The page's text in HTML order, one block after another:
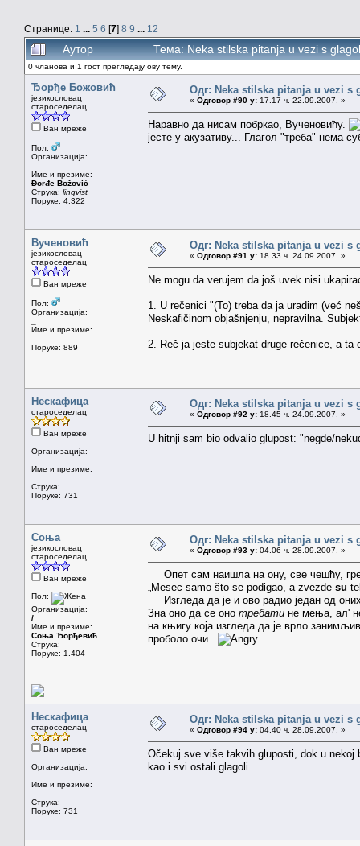
Странице: 1 ... 5 6 [7] 8 9 ... 12
Аутор Тема: Neka stilska pitanja u vezi s
0 чланова и 1 гост прегледају ову тему.
Ђорђе Божовић
језикословац
староседелац
Ван мреже
Пол:
Организација:
Име и презиме:
Đorđe Božović
Струка: lingvist
Поруке: 4.322
Одг: Neka stilska pitanja u vezi s
« Одговор #90 у: 17.17 ч. 22.09.2007. »
Наравно да нисам побркао, Вученовићу.
јесте у акузативу... Глагол "треба" нема
Вученовић
језикословац
староседелац
Ван мреже
Пол:
Организација:
Име и презиме:
Поруке: 889
Одг: Neka stilska pitanja u vezi s
« Одговор #91 у: 18.33 ч. 24.09.2007. »
Ne mogu da verujem da još uvek nisi
1. U rečenici "(To) treba da ja uradim (već
Neskafičinom objašnjenju, nepravilna.
2. Reč ja jeste subjekat druge rečenice, a ta
Нескафица
староседелац
Ван мреже
Организација:
Име и презиме:
Струка:
Поруке: 731
Одг: Neka stilska pitanja u vezi s
« Одговор #92 у: 18.45 ч. 24.09.2007. »
U hitnji sam bio odvalio glupost: "negde/
Соња
језикословац
староседелац
Ван мреже
Пол:
Организација:
/
Име и презиме:
Соња Ђорђевић
Струка:
Поруке: 1.404
Одг: Neka stilska pitanja u vezi s
« Одговор #93 у: 04.06 ч. 28.09.2007. »
Опет сам наишла на ону, све чешћу,
„Mesec samo što se podigao, a zvezde su
Изгледа да је и ово радио један од
Зна оно да се оно требати не мења, ал'
на књигу која изгледа да је врло
проболо очи.
Нескафица
староседелац
Ван мреже
Организација:
Име и презиме:
Струка:
Поруке: 731
Одг: Neka stilska pitanja u vezi s
« Одговор #94 у: 04.40 ч. 28.09.2007. »
Očekuj sve više takvih gluposti, dok u nekoj
kao i svi ostali glagoli.